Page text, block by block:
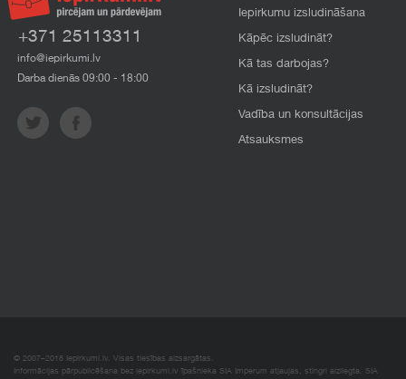
+371 25113311
info@iepirkumi.lv
Darba dienās 09:00 - 18:00
Iepirkumu izsludināšana
Kāpēc izsludināt?
Kā tas darbojas?
Kā izsludināt?
Vadība un konsultācijas
Atsauksmes
© 2007–2018 Iepirkumi.lv. Visas tiesības aizsargātas.
Informācijas pārpublicēšana bez iepirkumi.lv īpašnieka SIA Imperum atļaujas, stingri aizliegta. SIA